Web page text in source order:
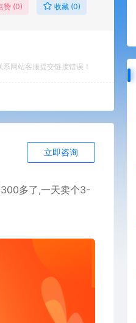
赞 (0) 收藏 (0)
网站客服提交链接错误！
立即咨询
多了,一天卖个3-